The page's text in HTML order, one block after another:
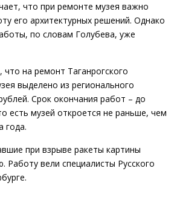
что при ремонте музея важно
его архитектурных решений. Однако
по словам Голубева, уже
что на ремонт Таганрогского
выделено из регионального
Срок окончания работ – до
есть музей откроется не раньше, чем
года.
при взрыве ракеты картины
Работу вели специалисты Русского